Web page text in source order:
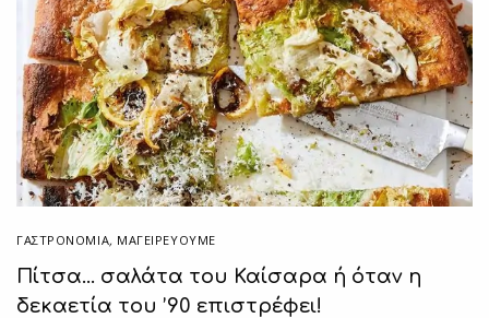
ΓΑΣΤΡΟΝΟΜΙΑ, ΜΑΓΕΙΡΕΎΟΥΜΕ
Πίτσα… σαλάτα του Καίσαρα ή όταν η
δεκαετία του ’90 επιστρέφει!